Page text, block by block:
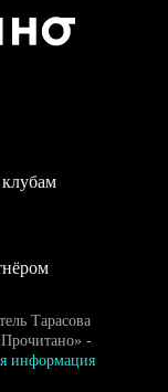
Тарасова
-
информация